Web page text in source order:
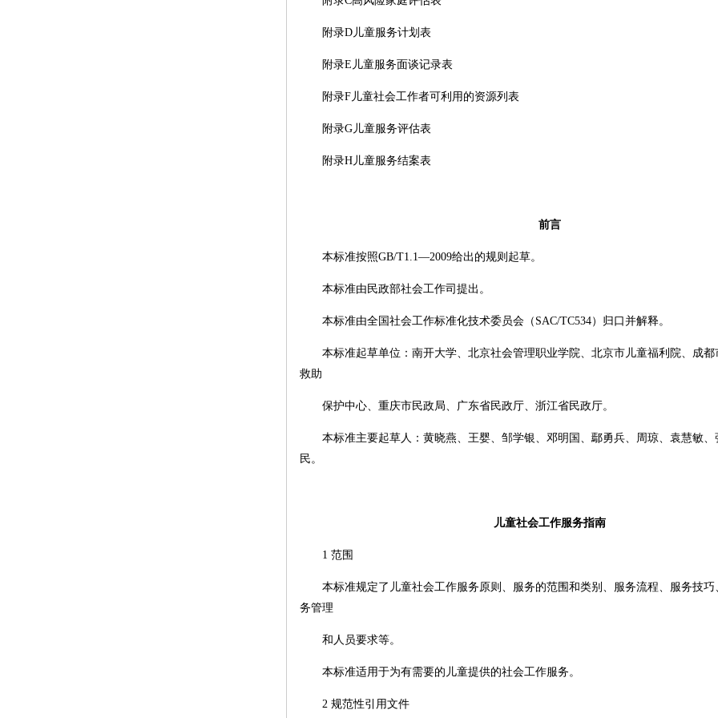
附录D儿童服务计划表
附录E儿童服务面谈记录表
附录F儿童社会工作者可利用的资源列表
附录G儿童服务评估表
附录H儿童服务结案表
前言
本标准按照GB/T1.1—2009给出的规则起草。
本标准由民政部社会工作司提出。
本标准由全国社会工作标准化技术委员会（SAC/TC534）归口并解释。
本标准起草单位：南开大学、北京社会管理职业学院、北京市儿童福利院、成都
救助
保护中心、重庆市民政局、广东省民政厅、浙江省民政厅。
本标准主要起草人：黄晓燕、王婴、邹学银、邓明国、鄢勇兵、周琼、袁慧敏、
民。
儿童社会工作服务指南
1 范围
本标准规定了儿童社会工作服务原则、服务的范围和类别、服务流程、服务技巧
务管理
和人员要求等。
本标准适用于为有需要的儿童提供的社会工作服务。
2 规范性引用文件